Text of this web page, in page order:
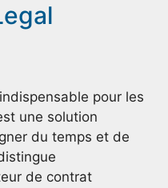
pour les
une solution
du temps et de
de contrat